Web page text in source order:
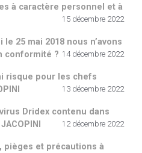
à caractère personnel et à
15 décembre 2022
le 25 mai 2018 nous n’avons
conformité ? 14 décembre 2022
risque pour les chefs
13 décembre 2022
Dridex contenu dans
12 décembre 2022
pièges et précautions à